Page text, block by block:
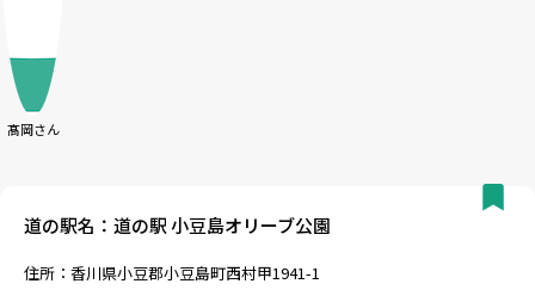
髙岡さん
道の駅名：道の駅 小豆島オリーブ公園
住所：香川県小豆郡小豆島町西村甲1941-1